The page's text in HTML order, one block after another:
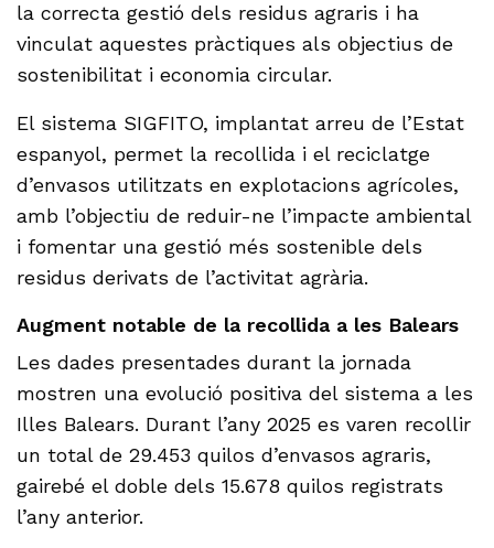
la correcta gestió dels residus agraris i ha
vinculat aquestes pràctiques als objectius de
sostenibilitat i economia circular.
El sistema SIGFITO, implantat arreu de l’Estat
espanyol, permet la recollida i el reciclatge
d’envasos utilitzats en explotacions agrícoles,
amb l’objectiu de reduir-ne l’impacte ambiental
i fomentar una gestió més sostenible dels
residus derivats de l’activitat agrària.
Augment notable de la recollida a les Balears
Les dades presentades durant la jornada
mostren una evolució positiva del sistema a les
Illes Balears. Durant l’any 2025 es varen recollir
un total de 29.453 quilos d’envasos agraris,
gairebé el doble dels 15.678 quilos registrats
l’any anterior.